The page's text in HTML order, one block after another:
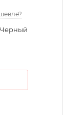
Черный